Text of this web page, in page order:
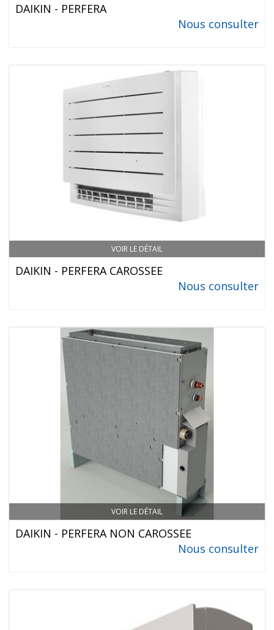
DAIKIN - PERFERA
Nous consulter
VOIR LE DÉTAIL
DAIKIN - PERFERA CAROSSEE
Nous consulter
VOIR LE DÉTAIL
DAIKIN - PERFERA NON CAROSSEE
Nous consulter